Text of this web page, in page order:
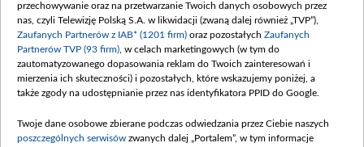
Dofinansowanie 48 862 000,00 PLN
Data podpisania umowy: GRUDZIEŃ 2025
(wpłata grudzień 60,548 mln)
Dofinansowanie 900 000 000,00 PLN
Data podpisania umowy: LUTY 2026 (wpłata
kwiecień 180 mln, 7 maja 180 mln, 8
czerwca 90 mln)
przechowywanie oraz na przetwarzanie Twoich danych osobowych przez
nas, czyli Telewizję Polską S.A. w likwidacji (zwaną dalej również „TVP”),
Zaufanych Partnerów z IAB* (1201 firm) oraz pozostałych Zaufanych
Partnerów TVP (93 firm) , w celach marketingowych (w tym do
zautomatyzowanego dopasowania reklam do Twoich zainteresowań i
mierzenia ich skuteczności) i pozostałych, które wskazujemy poniżej, a
także zgody na udostępnianie przez nas identyfikatora PPID do Google.
Twoje dane osobowe zbierane podczas odwiedzania przez Ciebie naszych
poszczególnych serwisów zwanych dalej „Portalem”, w tym informacje